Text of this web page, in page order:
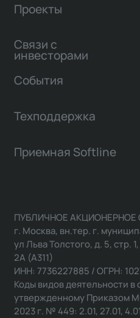
Проекты
Связи с
инвесторами
События
Техподдержка
Приемная Softline
ПУБЛИЧНОЕ
г. Москва, вн.тер. г.
ул Льва Толстого, д. 5, стр.
2А (А311)
ИНН: 7736227885 / ОГРН:
Коды видов деятельности
утвержденному Приказом
2023 г. № 449: 2.01, 27.01, 4.01